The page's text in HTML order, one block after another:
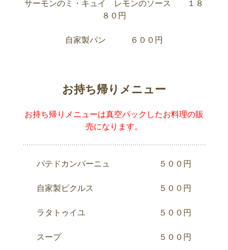
サーモンのミ・キュイ レモンのソース １８
８０円
自家製パン ６００円
お持ち帰りメニュー
お持ち帰りメニューは真空パックしたお料理の販
売になります。
パテドカンパーニュ ５００円
自家製ピクルス ５００円
ラタトゥイユ ５００円
スープ ５００円